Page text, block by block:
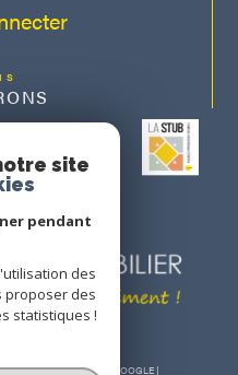
POWERED BY GOOGLE |
site
pendant
des
proposer des
statistiques !